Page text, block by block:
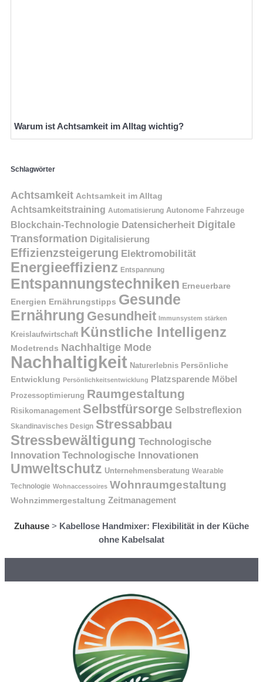
Warum ist Achtsamkeit im Alltag wichtig?
Schlagwörter
Achtsamkeit Achtsamkeit im Alltag
Achtsamkeitstraining Automatisierung Autonome Fahrzeuge
Blockchain-Technologie Datensicherheit Digitale
Transformation Digitalisierung
Effizienzsteigerung Elektromobilität
Energieeffizienz Entspannung
Entspannungstechniken Erneuerbare
Energien Ernährungstipps Gesunde
Ernährung Gesundheit Immunsystem stärken
Kreislaufwirtschaft Künstliche Intelligenz
Modetrends Nachhaltige Mode
Nachhaltigkeit Naturerlebnis Persönliche
Entwicklung Persönlichkeitsentwicklung Platzsparende Möbel
Prozessoptimierung Raumgestaltung
Risikomanagement Selbstfürsorge Selbstreflexion
Skandinavisches Design Stressabbau
Stressbewältigung Technologische
Innovation Technologische Innovationen
Umweltschutz Unternehmensberatung Wearable
Technologie Wohnaccessoires Wohnraumgestaltung
Wohnzimmergestaltung Zeitmanagement
Zuhause > Kabellose Handmixer: Flexibilität in der Küche
ohne Kabelsalat